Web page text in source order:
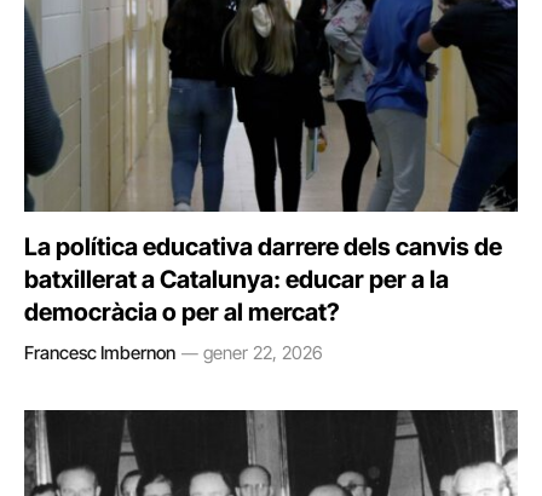
La política educativa darrere dels canvis de
batxillerat a Catalunya: educar per a la
democràcia o per al mercat?
Francesc Imbernon gener 22, 2026